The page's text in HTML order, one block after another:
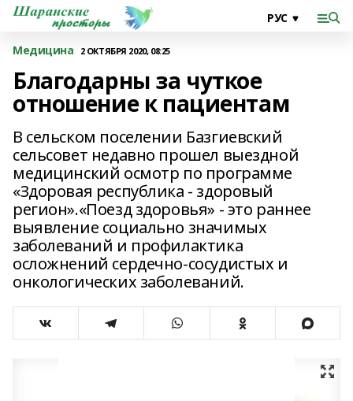
Медицина 2 ОКТЯБРЯ 2020, 08:25
Благодарны за чуткое
отношение к пациентам
В сельском поселении Базгиевский
сельсовет недавно прошел выездной
медицинский осмотр по программе
«Здоровая республика - здоровый
регион».«Поезд здоровья» - это раннее
выявление социально значимых
заболеваний и профилактика
осложнений сердечно-сосудистых и
онкологических заболеваний.